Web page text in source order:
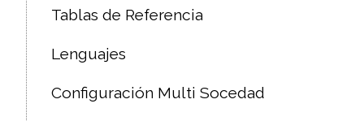
Tablas de Referencia
Lenguajes
Configuración Multi Socedad